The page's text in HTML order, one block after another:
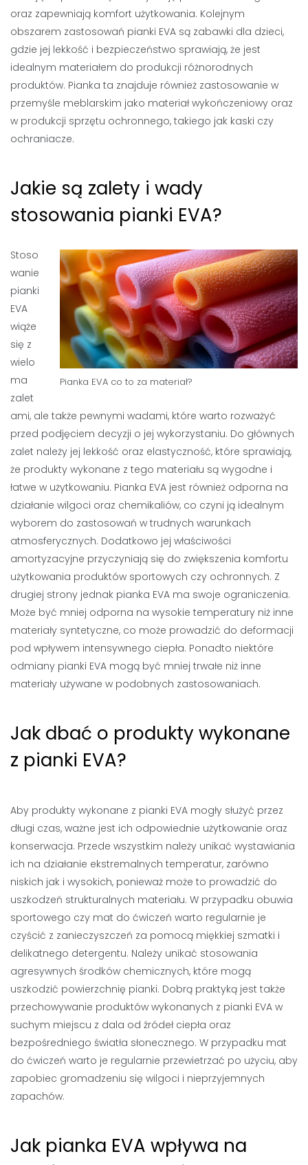
oraz zapewniają komfort użytkowania. Kolejnym
obszarem zastosowań pianki EVA są zabawki dla dzieci,
gdzie jej lekkość i bezpieczeństwo sprawiają, że jest
idealnym materiałem do produkcji różnorodnych
produktów. Pianka ta znajduje również zastosowanie w
przemyśle meblarskim jako materiał wykończeniowy oraz
w produkcji sprzętu ochronnego, takiego jak kaski czy
ochraniacze.
Jakie są zalety i wady
stosowania pianki EVA?
Pianka EVA co to za materiał?
Stoso
wanie
pianki
EVA
wiąże
się z
wielo
ma
zalet
ami, ale także pewnymi wadami, które warto rozważyć
przed podjęciem decyzji o jej wykorzystaniu. Do głównych
zalet należy jej lekkość oraz elastyczność, które sprawiają,
że produkty wykonane z tego materiału są wygodne i
łatwe w użytkowaniu. Pianka EVA jest również odporna na
działanie wilgoci oraz chemikaliów, co czyni ją idealnym
wyborem do zastosowań w trudnych warunkach
atmosferycznych. Dodatkowo jej właściwości
amortyzacyjne przyczyniają się do zwiększenia komfortu
użytkowania produktów sportowych czy ochronnych. Z
drugiej strony jednak pianka EVA ma swoje ograniczenia.
Może być mniej odporna na wysokie temperatury niż inne
materiały syntetyczne, co może prowadzić do deformacji
pod wpływem intensywnego ciepła. Ponadto niektóre
odmiany pianki EVA mogą być mniej trwałe niż inne
materiały używane w podobnych zastosowaniach.
Jak dbać o produkty wykonane
z pianki EVA?
Aby produkty wykonane z pianki EVA mogły służyć przez
długi czas, ważne jest ich odpowiednie użytkowanie oraz
konserwacja. Przede wszystkim należy unikać wystawiania
ich na działanie ekstremalnych temperatur, zarówno
niskich jak i wysokich, ponieważ może to prowadzić do
uszkodzeń strukturalnych materiału. W przypadku obuwia
sportowego czy mat do ćwiczeń warto regularnie je
czyścić z zanieczyszczeń za pomocą miękkiej szmatki i
delikatnego detergentu. Należy unikać stosowania
agresywnych środków chemicznych, które mogą
uszkodzić powierzchnię pianki. Dobrą praktyką jest także
przechowywanie produktów wykonanych z pianki EVA w
suchym miejscu z dala od źródeł ciepła oraz
bezpośredniego światła słonecznego. W przypadku mat
do ćwiczeń warto je regularnie przewietrzać po użyciu, aby
zapobiec gromadzeniu się wilgoci i nieprzyjemnych
zapachów.
Jak pianka EVA wpływa na